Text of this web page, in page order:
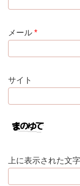
メール *
サイト
上に表示された文